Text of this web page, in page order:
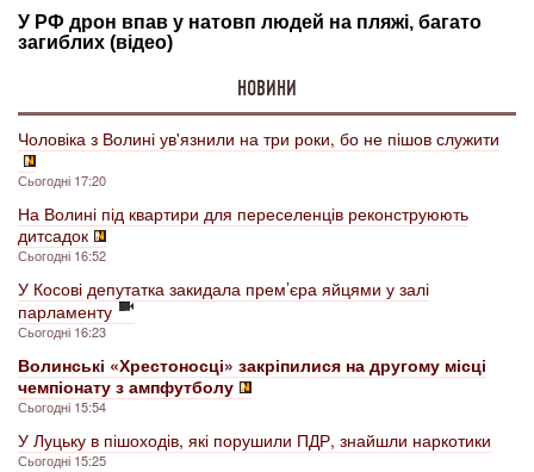
НОВИНИ
Чоловіка з Волині ув'язнили на три роки, бо не пішов служити
Сьогодні 17:20
На Волині під квартири для переселенців реконструюють
дитсадок
Сьогодні 16:52
У Косові депутатка закидала прем’єра яйцями у залі
парламенту
Сьогодні 16:23
Волинські «Хрестоносці» закріпилися на другому місці
чемпіонату з ампфутболу
Сьогодні 15:54
У Луцьку в пішоходів, які порушили ПДР, знайшли наркотики
Сьогодні 15:25